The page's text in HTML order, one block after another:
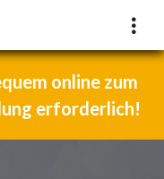
online zum
erforderlich!